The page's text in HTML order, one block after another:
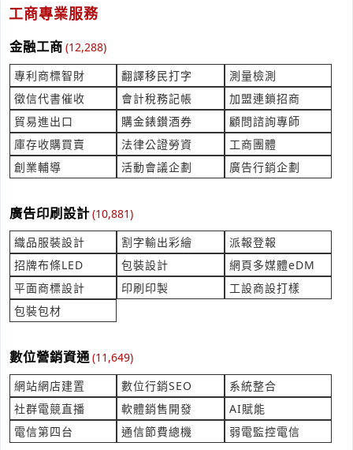
自動化工程詢價?
來自:三OO業 詢價
時間:08/07 11:21
***antha.liu@samsongroup.com
道路標線 長期配合,無需驗收
產業:割字輸出彩繪
來自:育OO木OO業 詢價
時間:08/07 11:18
立即報價
***ey.kaohsiung@yahoo.com
你好 請問貴公司能設計減震用的阻尼桿嗎
產業:通信網路設備製造代理
來自:捷OO技 詢價
時間:08/07 11:16
立即報價
***ai@gemitek.com.tw
您好，請問一下 萊卡布
來自:張OO 詢價
時間:08/07 11:14
***ongzhang1014@gmail.com
請報價關於出口報價
產業:貿易報關
工商專業服務
金融工商 (12,288)
專利商標智財
翻譯移民打字
測量檢測
徵信代書催收
會計稅務記帳
加盟連鎖招商
貿易進出口
購金錶鑚酒券
顧問諮詢專師
庫存收購買賣
法律公證勞資
工商團體
創業輔導
活動會議企劃 廣告行銷企劃
廣告印刷設計(10,881)
織品服裝設計
割字輸出彩繪
派報登報
招牌布條LED
包裝設計
網頁多媒體eDM
平面商標設計
印刷印製
工設商設打樣
包裝包材
數位營銷資通 (11,649)
網站網店建置
數位行銷SEO
系統整合
社群電競直播
軟體銷售開發
AI賦能
電信第四台
通信節費總機 弱電監控電信